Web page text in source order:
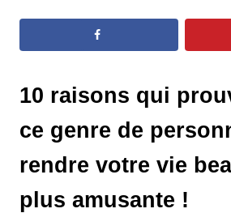
10 raisons qui
ce genre de
rendre votre vie
plus amusante !